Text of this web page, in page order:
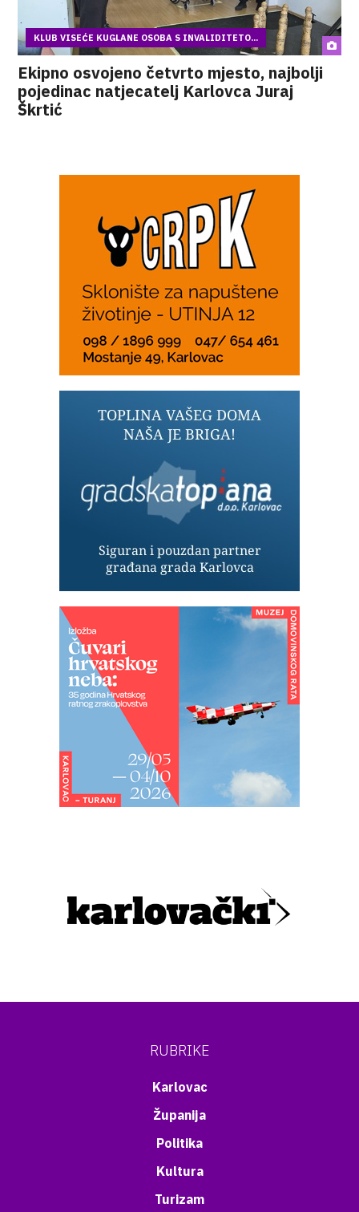
KLUB VISEĆE KUGLANE OSOBA S INVALIDITETO...
Ekipno osvojeno četvrto mjesto, najbolji
pojedinac natjecatelj Karlovca Juraj
Škrtić
RUBRIKE
Karlovac
Županija
Politika
Kultura
Turizam